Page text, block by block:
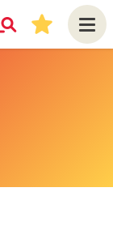
star